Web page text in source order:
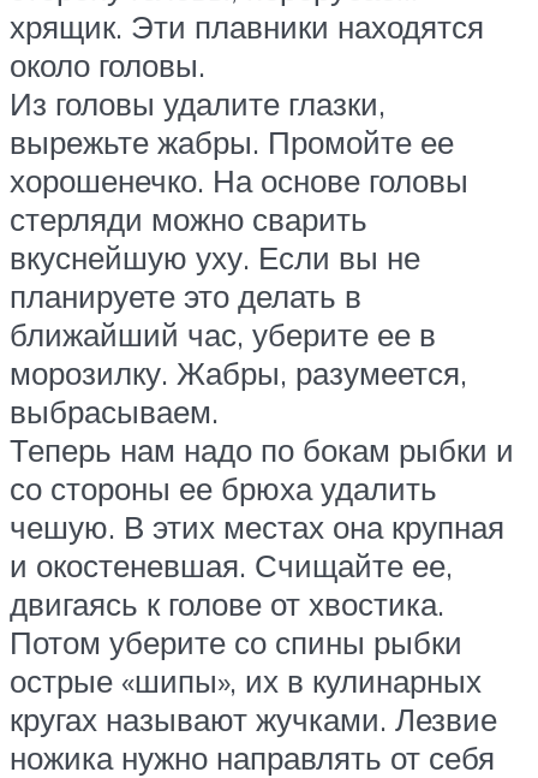
хрящик. Эти плавники находятся
около головы.
Из головы удалите глазки,
вырежьте жабры. Промойте ее
хорошенечко. На основе головы
стерляди можно сварить
вкуснейшую уху. Если вы не
планируете это делать в
ближайший час, уберите ее в
морозилку. Жабры, разумеется,
выбрасываем.
Теперь нам надо по бокам рыбки и
со стороны ее брюха удалить
чешую. В этих местах она крупная
и окостеневшая. Счищайте ее,
двигаясь к голове от хвостика.
Потом уберите со спины рыбки
острые «шипы», их в кулинарных
кругах называют жучками. Лезвие
ножика нужно направлять от себя